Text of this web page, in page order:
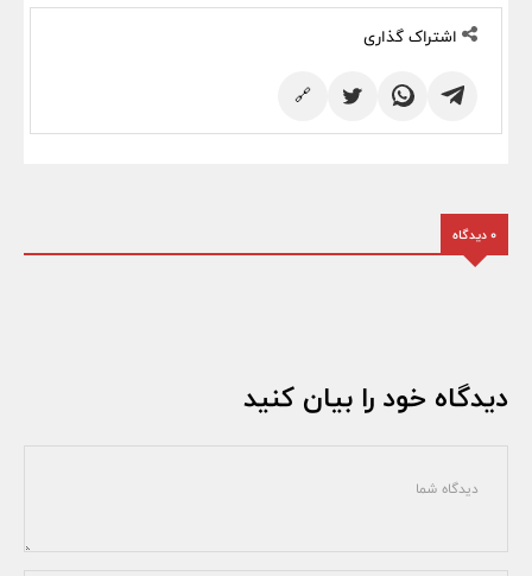
اشتراک گذاری
🔗
0 دیدگاه
دیدگاه خود را بیان کنید